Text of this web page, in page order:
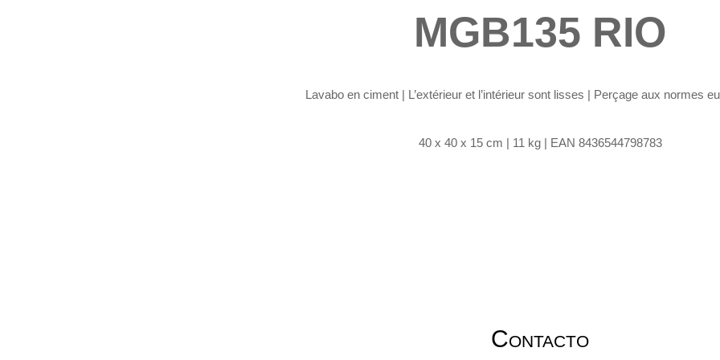
MGB135 RIO
Lavabo en ciment | L’extérieur et l’intérieur sont lisses | Perçage aux normes
40 x 40 x 15 cm | 11 kg | EAN 8436544798783
Contacto